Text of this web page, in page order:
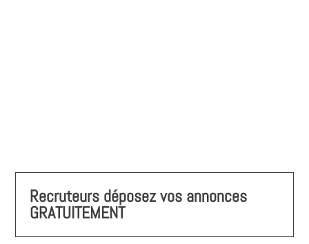
Recruteurs déposez vos annonces
GRATUITEMENT